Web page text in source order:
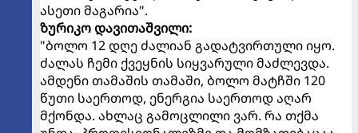
ასეთი მაგარია".
ზურიკო დავითაშვილი:
"ბოლო 12 დღე ძალიან გადატვირთული იყო.
ძალას ჩემი ქვეყნის სიყვარული მაძლევდა.
ამდენი თამაშის თამაში, ბოლო მატჩში 120
წუთი საერთოდ, ენერგია საერთოდ აღარ
მქონდა. ახლაც გამოცლილი ვარ. რა თქმა